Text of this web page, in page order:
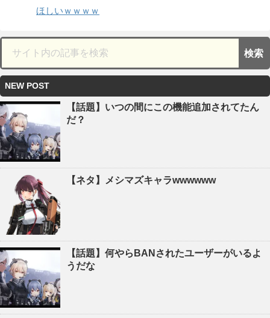
ほしいｗｗｗｗ
NEW POST
【話題】いつの間にこの機能追加されてたん
だ？
【ネタ】メシマズキャラwwwwww
【話題】何やらBANされたユーザーがいるよ
うだな